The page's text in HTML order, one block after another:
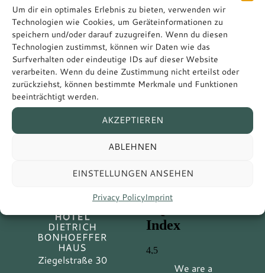
Um dir ein optimales Erlebnis zu bieten, verwenden wir
Technologien wie Cookies, um Geräteinformationen zu
speichern und/oder darauf zuzugreifen. Wenn du diesen
Technologien zustimmst, können wir Daten wie das
Surfverhalten oder eindeutige IDs auf dieser Website
verarbeiten. Wenn du deine Zustimmung nicht erteilst oder
zurückziehst, können bestimmte Merkmale und Funktionen
beeinträchtigt werden.
AKZEPTIEREN
ABLEHNEN
EINSTELLUNGEN ANSEHEN
Privacy PolicyImprint
We invite you to be our
guest.
Ziegelstraße 30
We are a